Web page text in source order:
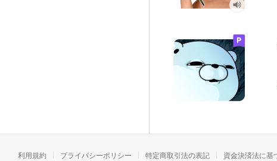
利用規約 プライバシーポリシー 特定商取引法の表記 資金決済法に基